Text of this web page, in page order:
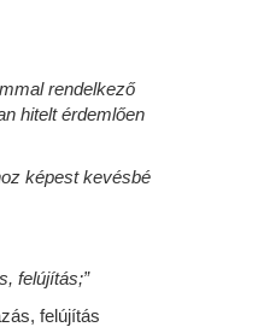
rendelkező
hitelt érdemlően
képest kevésbé
felújítás;”
felújítás